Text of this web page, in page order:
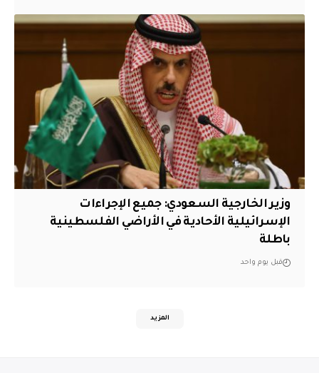
وزير الخارجية السعودي: جميع الإجراءات
الإسرائيلية الأحادية في الأراضي الفلسطينية
باطلة
قبل يوم واحد
المزيد